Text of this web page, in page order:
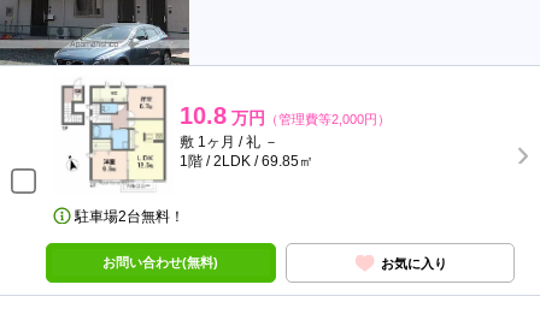
10.8 万円 （管理費等2,000円）
敷 1ヶ月 / 礼 －
1階 / 2LDK / 69.85㎡
駐車場2台無料！
お問い合わせ(無料) お気に入り